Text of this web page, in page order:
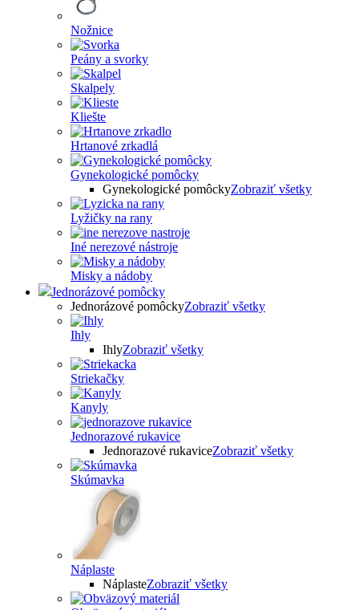
Nožnice
Peány a svorky
Skalpely
Kliešte
Hrtanové zrkadlá
Gynekologické pomôcky
Gynekologické pomôckyZobraziť všetky
Lyžičky na rany
Iné nerezové nástroje
Misky a nádoby
Jednorázové pomôcky
Jednorázové pomôckyZobraziť všetky
Ihly
IhlyZobraziť všetky
Striekačky
Kanyly
Jednorazové rukavice
Jednorazové rukaviceZobraziť všetky
Skúmavka
Náplaste
NáplasteZobraziť všetky